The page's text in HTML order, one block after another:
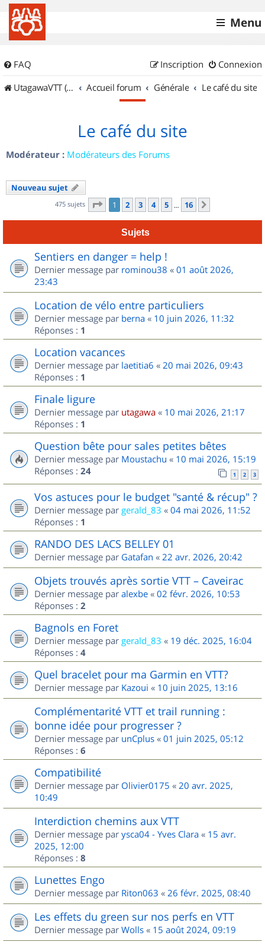
Menu
FAQ Connexion
Inscription
UtagawaVTT (Randos VTT et VTTAE avec traces GPS)
Accueil forum Générale Le café du site
Le café du site
Modérateur : Modérateurs des Forums
Nouveau sujet
475 sujets Page 1sur
1 2 3 4 5 … 16
Sujets
Sentiers en danger = help !
Dernier message par rominou38 « 01 août 2026,
23:43
Location de vélo entre particuliers
Dernier message par berna « 10 juin 2026, 11:32
Réponses : 1
Location vacances
Dernier message par laetitia6 « 20 mai 2026, 09:43
Réponses : 1
Finale ligure
Dernier message par utagawa « 10 mai 2026, 21:17
Réponses : 1
Question bête pour sales petites bêtes
Dernier message par Moustachu « 10 mai 2026, 15:19
Réponses : 24 1 2 3
Vos astuces pour le budget "santé & récup" ?
Dernier message par gerald_83 « 04 mai 2026, 11:52
Réponses : 1
RANDO DES LACS BELLEY 01
Dernier message par Gatafan « 22 avr. 2026, 20:42
Objets trouvés après sortie VTT – Caveirac
Dernier message par alexbe « 02 févr. 2026, 10:53
Réponses : 2
Bagnols en Foret
Dernier message par gerald_83 « 19 déc. 2025, 16:04
Réponses : 4
Quel bracelet pour ma Garmin en VTT?
Dernier message par Kazoui « 10 juin 2025, 13:16
Complémentarité VTT et trail running :
bonne idée pour progresser ?
Dernier message par unCplus « 01 juin 2025, 05:12
Réponses : 6
Compatibilité
Dernier message par Olivier0175 « 20 avr. 2025,
10:49
Interdiction chemins aux VTT
Dernier message par ysca04 - Yves Clara « 15 avr.
2025, 12:00
Réponses : 8
Lunettes Engo
Dernier message par Riton063 « 26 févr. 2025, 08:40
Les effets du green sur nos perfs en VTT
Dernier message par Wolls « 15 août 2024, 09:19